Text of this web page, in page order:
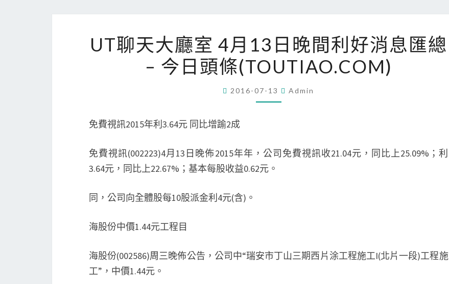
聊
天
大
廳
13
日
息
UT聊天大廳室 4月13日晚間利好消息匯總
– 今日頭條(TOUTIAO.COM)
2016-07-13 Admin
免費視訊2015年利3.64元 同比增踰2成
免費視訊(002223)4月13日晚佈2015年年，公司免費視訊收21.04元，同比上25.09%；利
3.64元，同比上22.67%；基本每股收益0.62元。
同，公司向全體股每10股派金利4元(含)。
海股份中價1.44元工程目
海股份(002586)周三晚佈公告，公司中“瑞安市丁山三期西片涂工程施工I(北片一段)工程施
工”，中價1.44元。